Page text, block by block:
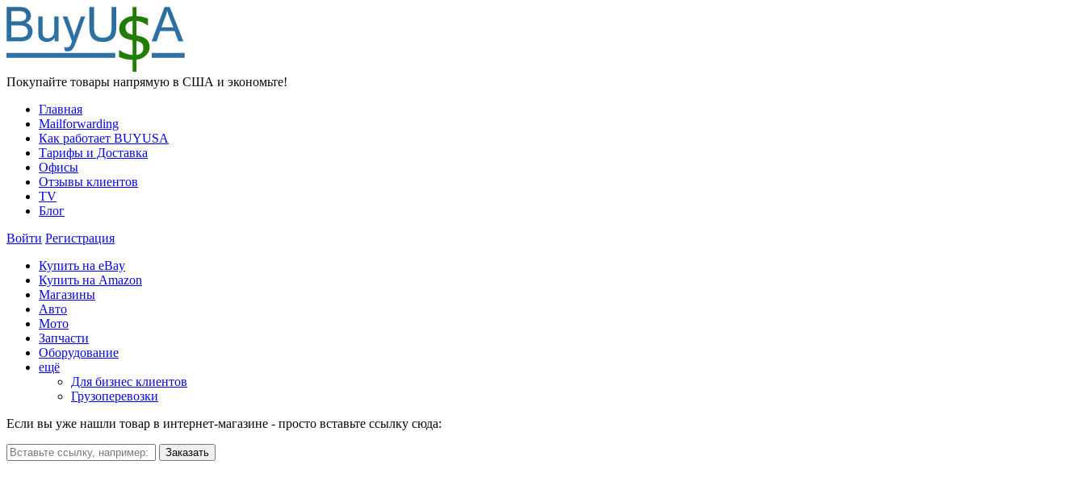
Покупайте товары напрямую в США и экономьте!
Главная
Mailforwarding
Как работает BUYUSA
Тарифы и Доставка
Офисы
Отзывы клиентов
TV
Блог
Войти Регистрация
Купить на eBay
Купить на Amazon
Магазины
Авто
Мото
Запчасти
Оборудование
ещё
Для бизнес клиентов
Грузоперевозки
Если вы уже нашли товар в интернет-магазине - просто вставьте ссылку сюда: